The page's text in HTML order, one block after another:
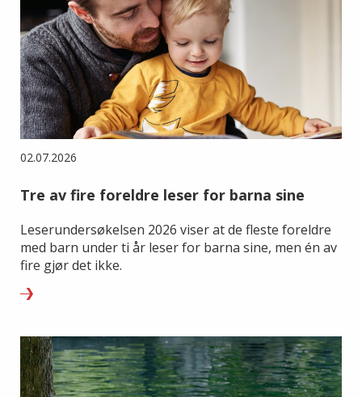
02.07.2026
Tre av fire foreldre leser for barna sine
Leserundersøkelsen 2026 viser at de fleste foreldre
med barn under ti år leser for barna sine, men én av
fire gjør det ikke.